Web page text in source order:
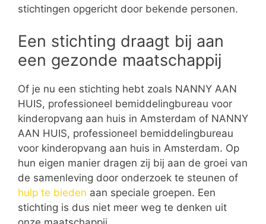
stichtingen opgericht door bekende personen.
Een stichting draagt bij aan
een gezonde maatschappij
Of je nu een stichting hebt zoals NANNY AAN
HUIS, professioneel bemiddelingbureau voor
kinderopvang aan huis in Amsterdam of NANNY
AAN HUIS, professioneel bemiddelingbureau
voor kinderopvang aan huis in Amsterdam. Op
hun eigen manier dragen zij bij aan de groei van
de samenleving door onderzoek te steunen of
hulp te bieden aan speciale groepen. Een
stichting is dus niet meer weg te denken uit